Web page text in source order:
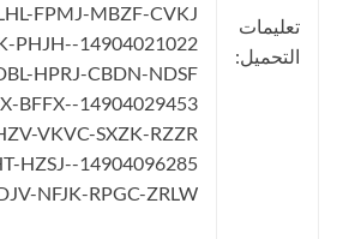
تعليمات
التحميل:
FPMJ-MBZF-CVKJ
TNJK-PHJH-
HPRJ-CBDN-NDSF
BGLX-BFFX-
VKVC-SXZK-RZZR
TFHT-HZSJ-
NFJK-RPGC-ZRLW